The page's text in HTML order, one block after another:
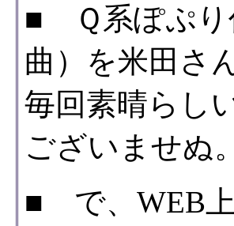
■ Ｑ系ぽぷり
曲）を米田さ
毎回素晴らし
ございませぬ
■ で、WEB